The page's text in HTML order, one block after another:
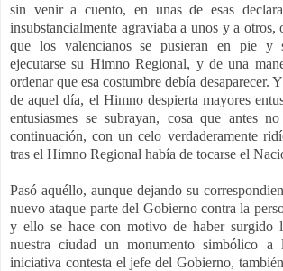
sin venir a cuento, en unas de esas
insubstancialmente agraviaba a unos y a otros,
que los valencianos se pusieran en pie y
ejecutarse su Himno Regional, y de una
ordenar que esa costumbre debía desaparecer.
de aquel día, el Himno despierta mayores
entusiasmes se subrayan, cosa que antes
continuación, con un celo verdaderamente
tras el Himno Regional había de tocarse el
Pasó aquéllo, aunque dejando su
nuevo ataque parte del Gobierno contra la
y ello se hace con motivo de haber surgido
nuestra ciudad un monumento simbólico
iniciativa contesta el jefe del Gobierno,